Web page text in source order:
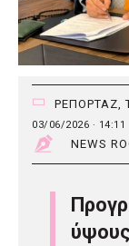
ΡΕΠΟΡΤΑΖ ,
03/06/2026 · 14:11
NEWS